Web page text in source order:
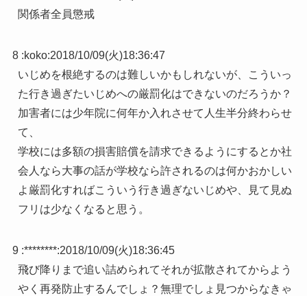
関係者全員懲戒
8 :koko:2018/10/09(火)18:36:47
いじめを根絶するのは難しいかもしれないが、こういっ
た行き過ぎたいじめへの厳罰化はできないのだろうか？
加害者には少年院に何年か入れさせて人生半分終わらせ
て、
学校には多額の損害賠償を請求できるようにするとか社
会人なら大事の話が学校なら許されるのは何かおかしい
よ厳罰化すればこういう行き過ぎないじめや、見て見ぬ
フリは少なくなると思う。
9 :********:2018/10/09(火)18:36:45
飛び降りまで追い詰められてそれが拡散されてからよう
やく再発防止するんでしょ？無理でしょ見つからなきゃ